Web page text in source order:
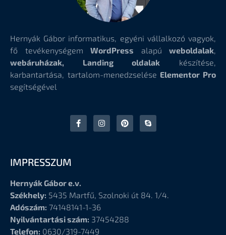
Hernyák Gábor informatikus, egyéni vállalkozó vagyok,
fő tevékenységem WordPress alapú weboldalak,
webáruházak, Landing oldalak készítése,
karbantartása, tartalom-menedzselése Elementor Pro
segítségével
IMPRESSZUM
Hernyák Gábor e.v.
Székhely: 5435 Martfű, Szolnoki út 84. 1/4.
Adószám: 74148141-1-36
Nyilvántartási szám: 37454288
Telefon: 0630/319-7449